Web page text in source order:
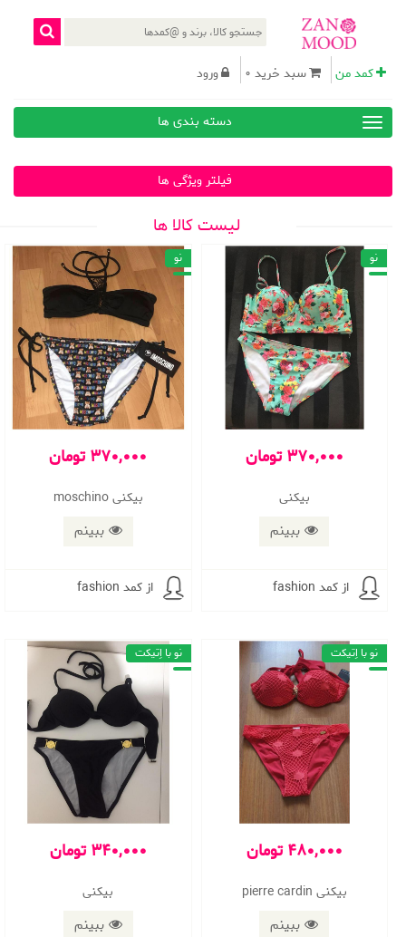
کمد من سبد خرید 0 ورود
دسته بندی ها
فیلتر ویژگی ها
لیست کالا ها
370,000 تومان
بیکنی
ببینم
نو
از کمد fashion
370,000 تومان
بیکنی moschino
ببینم
نو
از کمد fashion
480,000 تومان
بیکنی pierre cardin
ببینم
نو با اِتیکت
340,000 تومان
بیکنی
ببینم
نو با اِتیکت